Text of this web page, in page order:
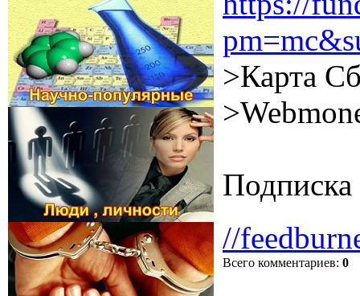
>Карта
Подписка
//
Всего комментариев: 0